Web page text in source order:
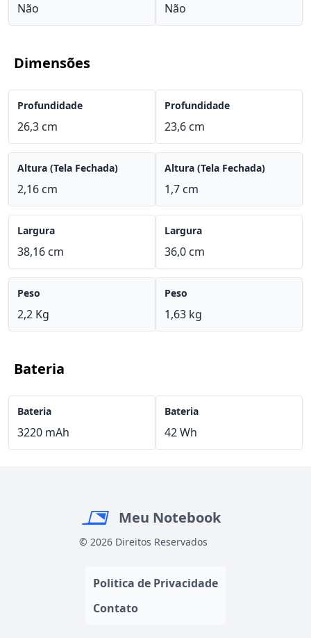
Não Não
Dimensões
Profundidade
26,3 cm
Altura (Tela Fechada)
2,16 cm
Largura
38,16 cm
Peso
2,2 Kg
Profundidade
23,6 cm
Altura (Tela Fechada)
1,7 cm
Largura
36,0 cm
Peso
1,63 kg
Bateria
Bateria
3220 mAh
Bateria
42 Wh
Meu Notebook
© 2026 Direitos Reservados
Politica de Privacidade
Contato